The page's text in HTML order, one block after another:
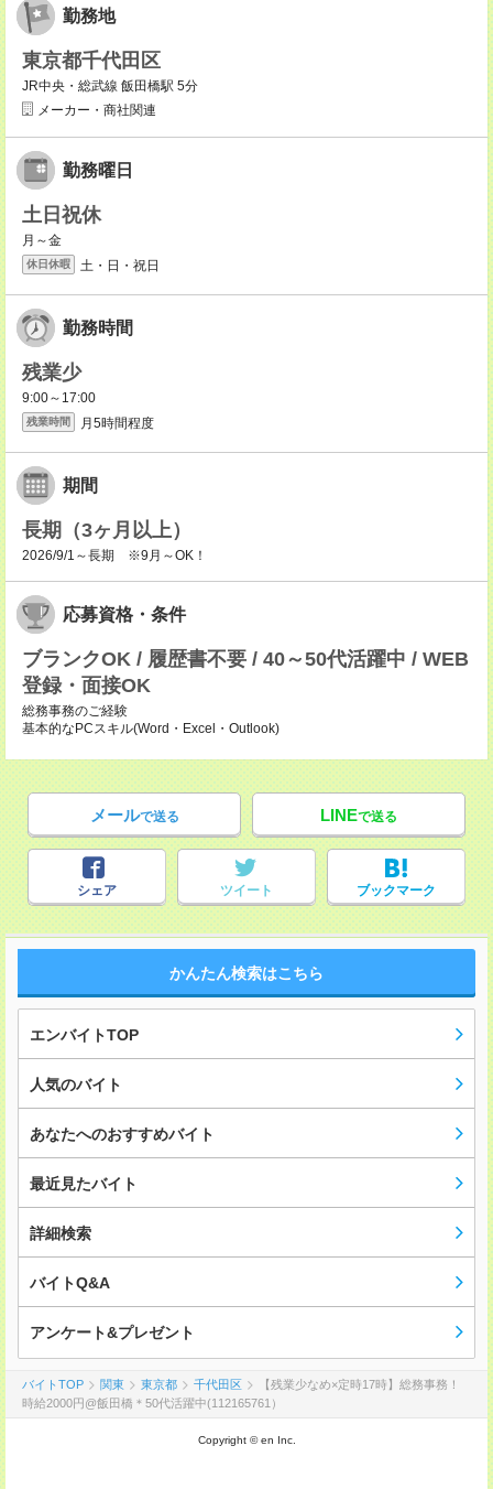
勤務地
東京都千代田区
JR中央・総武線 飯田橋駅 5分
メーカー・商社関連
勤務曜日
土日祝休
月～金
休日休暇 土・日・祝日
勤務時間
残業少
9:00～17:00
残業時間 月5時間程度
期間
長期（3ヶ月以上）
2026/9/1～長期 ※9月～OK！
応募資格・条件
ブランクOK / 履歴書不要 / 40～50代活躍中 / WEB
登録・面接OK
総務事務のご経験
基本的なPCスキル(Word・Excel・Outlook)
メールで送る LINEで送る
シェア ツイート ブックマーク
かんたん検索はこちら
エンバイトTOP
人気のバイト
あなたへのおすすめバイト
最近見たバイト
詳細検索
バイトQ&A
アンケート&プレゼント
バイトTOP 関東 東京都 千代田区
【残業少なめ×定時17時】総務事務！
時給2000円@飯田橋＊50代活躍中(112165761）
Copyright © en Inc.